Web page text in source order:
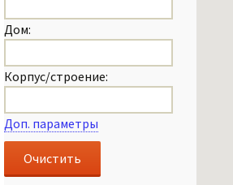
Дом:
Корпус/строение:
Доп. параметры